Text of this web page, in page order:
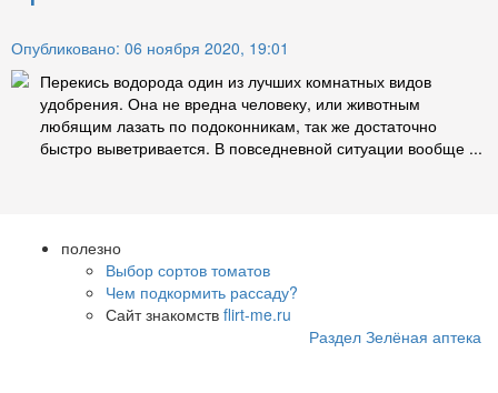
Опубликовано: 06 ноября 2020, 19:01
Перекись водорода один из лучших комнатных видов
удобрения. Она не вредна человеку, или животным
любящим лазать по подоконникам, так же достаточно
быстро выветривается. В повседневной ситуации вообще ...
полезно
Выбор сортов томатов
Чем подкормить рассаду?
Сайт знакомств flirt-me.ru
Раздел Зелёная аптека